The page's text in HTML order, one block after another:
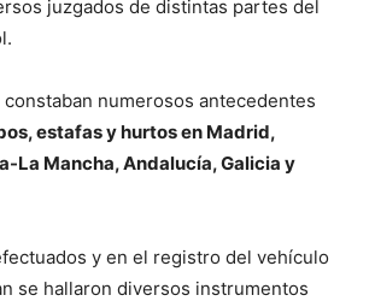
juzgados de distintas partes del
numerosos antecedentes
estafas y hurtos en Madrid,
La Mancha, Andalucía, Galicia y
y en el registro del vehículo
se hallaron diversos instrumentos